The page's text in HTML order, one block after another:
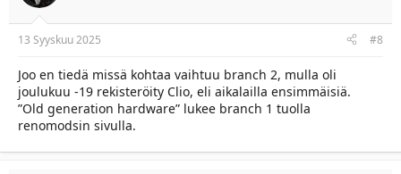
13 Syyskuu 2025 #8
Joo en tiedä missä kohtaa vaihtuu branch 2, mulla oli
joulukuu -19 rekisteröity Clio, eli aikalailla ensimmäisiä.
”Old generation hardware” lukee branch 1 tuolla
renomodsin sivulla.